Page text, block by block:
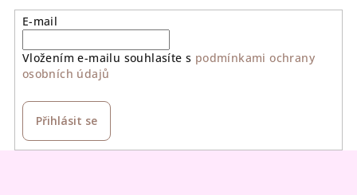
E-mail
Vložením e-mailu souhlasíte s podmínkami ochrany
osobních údajů
Přihlásit se